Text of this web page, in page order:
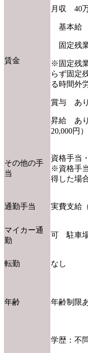
賃金
月収 40
基本給
固定残
※固定残
らず固定
る時間外
賞与 あ
昇給 あり
20,000円）
その他の手
当
資格手当
※資格手
得した場
通勤手当 実費支給
マイカー通
勤
可 駐車
転勤 なし
年齢 年齢制限
学歴：不